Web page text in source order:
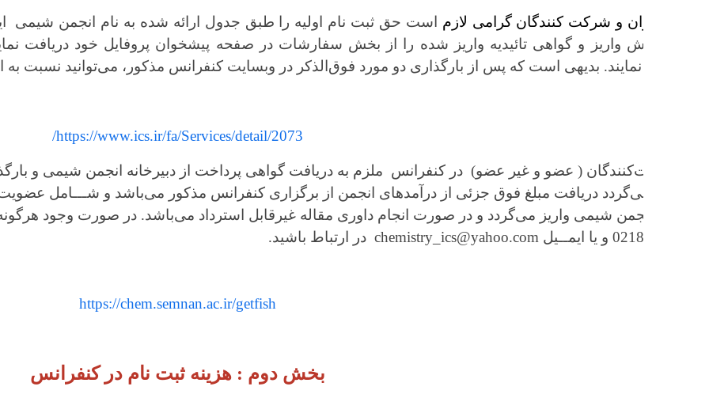
و شرکت کنندگان گرامی لازماست حق ثبت نام اولیه را طبق جدول ارائه شده به نام انجمن شیمی ایران از طریق
واریز و گواهی تائیدیه واریز شده را از بخش سفارشات در صفحه پیشخوان پروفایل خود دریافت نمایند و در
نمایند. بدیهی است که پس از بارگذاری دو مورد فوق‌الذکر در وبسایت کنفرانس مذکور، می‌توانید نسبت به ارسال
https://www.ics.ir/fa/Services/detail/2073/
( عضو و غیر عضو) در کنفرانس ملزم به دریافت گواهی پرداخت از دبیرخانه انجمن شیمی و بارگذاری گواهی
دریافت مبلغ فوق جزئی از درآمدهای انجمن از برگزاری کنفرانس مذکور می‌باشد و شـــامل عضویت در
شیمی واریز می‌گردد و در صورت انجام داوری مقاله غیرقابل استرداد می‌باشد.در صورت وجود هرگونه ابهامی با
https://chem.semnan.ac.ir/getfish
بخش دوم : هزینه ثبت نام در کنفرانس